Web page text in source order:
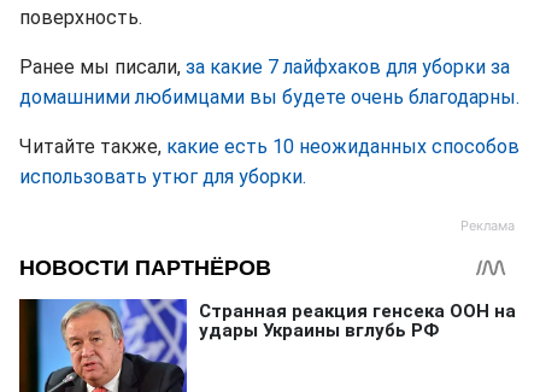
поверхность.
Ранее мы писали, за какие 7 лайфхаков для уборки за
домашними любимцами вы будете очень благодарны.
Читайте также, какие есть 10 неожиданных способов
использовать утюг для уборки.